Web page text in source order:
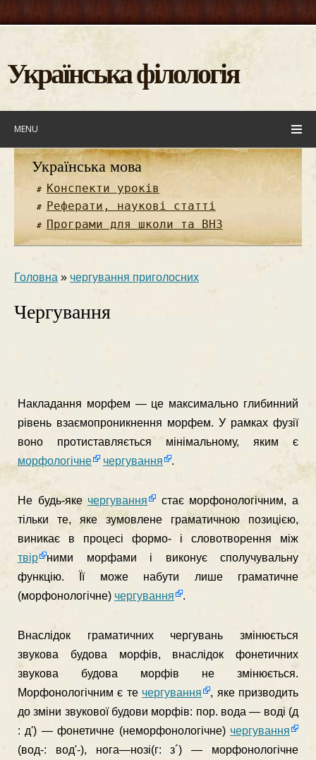
Українська філологія
MENU
Українська мова
Конспекти уроків
Реферати, наукові статті
Програми для школи та ВНЗ
Головна » чергування приголосних
Чергування
Накладання морфем — це максимально глибинний
рівень взаємопроникнення морфем. У рамках фузії
воно протистав­ляється мінімальному, яким є
морфологічне
чергування .
Не будь-яке чергування
стає морфонологічним, а
тільки те, яке зумовлене граматичною позицією,
виникає в процесі формо- і словотворення між
твір
ними морфами і виконує сполучувальну
функцію. Її може набути лише граматичне
(морфонологічне) чергування .
Внаслідок граматичних чергувань змінюється
звукова будова морфів, внаслідок фонетичних
звукова будова морфів не змінюється.
Морфонологічним є те чергування
, яке призводить
до зміни звукової будови морфів: пор. вода — воді (д
: д') — фонетичне (неморфонологічне) чергування
(вод-: вод'-), нога—нозі(г: з´) — морфонологічне